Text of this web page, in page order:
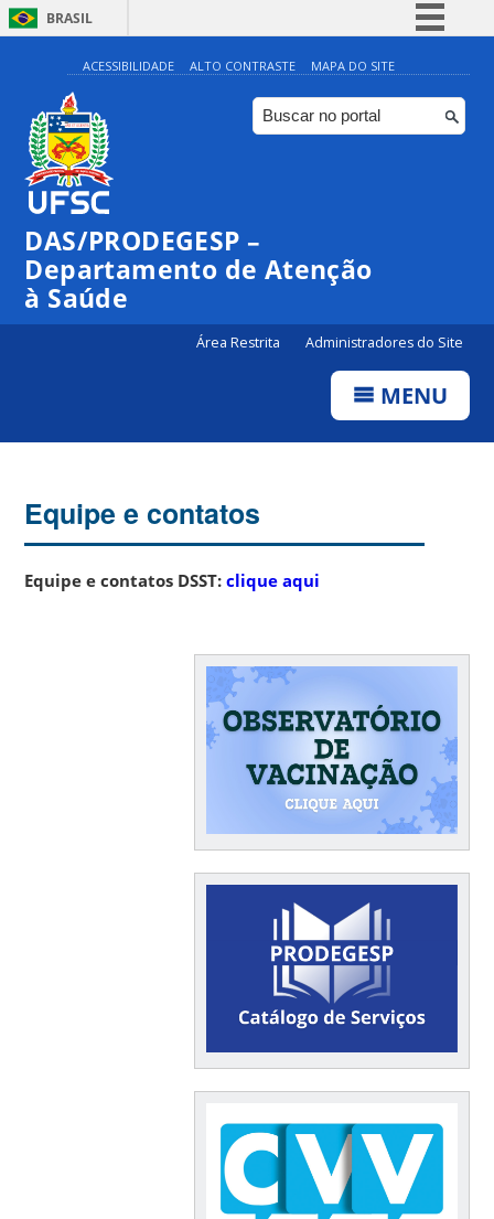
BRASIL
Simplifique!
Comunica BR
Participe
ACESSIBILIDADE ALTO CONTRASTE MAPA DO SITE
DAS/PRODEGESP –
Departamento de Atenção
à Saúde
Área Restrita Administradores do Site
MENU
Equipe e contatos
Equipe e contatos DSST:clique aqui